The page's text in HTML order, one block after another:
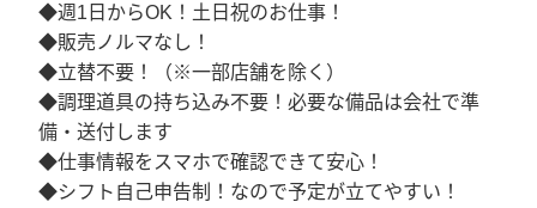
◆週1日からOK！土日祝のお仕事！
◆販売ノルマなし！
◆立替不要！（※一部店舗を除く）
◆調理道具の持ち込み不要！必要な備品は会社で準
備・送付します
◆仕事情報をスマホで確認できて安心！
◆シフト自己申告制！なので予定が立てやすい！